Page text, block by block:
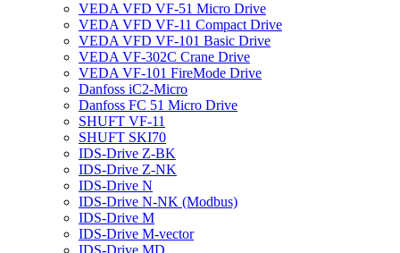
VEDA VFD VF-51 Micro Drive
VEDA VFD VF-11 Compact Drive
VEDA VFD VF-101 Basic Drive
VEDA VF-302C Crane Drive
VEDA VF-101 FireMode Drive
Danfoss iC2-Micro
Danfoss FC 51 Micro Drive
SHUFT VF-11
SHUFT SKI70
IDS-Drive Z-BK
IDS-Drive Z-NK
IDS-Drive N
IDS-Drive N-NK (Modbus)
IDS-Drive M
IDS-Drive M-vector
IDS-Drive MD